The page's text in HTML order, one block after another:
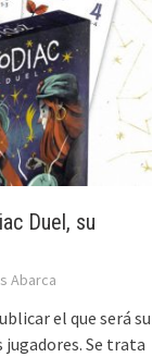
Duel, su
Abarca
el que será su
Se trata